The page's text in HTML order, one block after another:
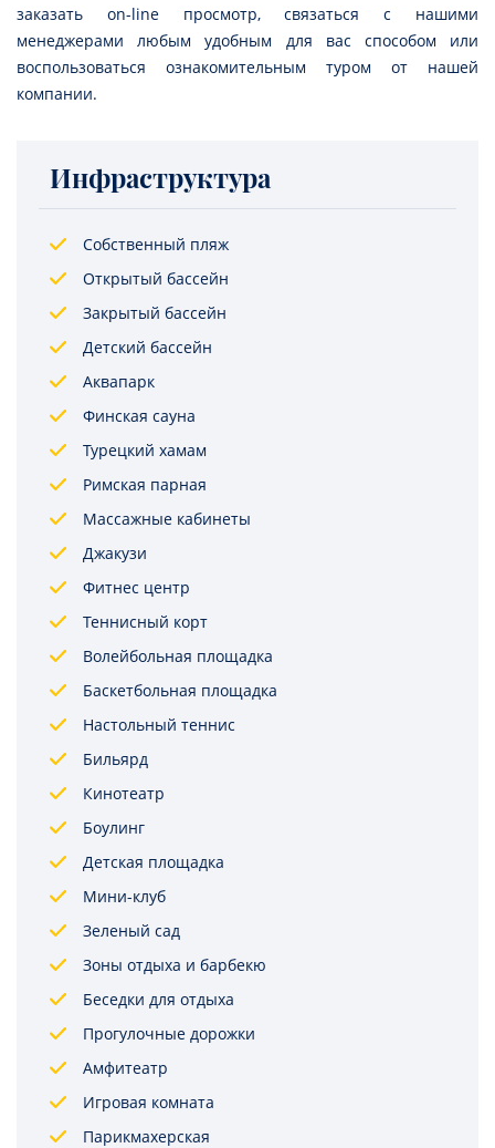
заказать on-line просмотр, связаться с нашими
менеджерами любым удобным для вас способом или
воспользоваться ознакомительным туром от нашей
компании.
Инфраструктура
Собственный пляж
Открытый бассейн
Закрытый бассейн
Детский бассейн
Аквапарк
Финская сауна
Турецкий хамам
Римская парная
Массажные кабинеты
Джакузи
Фитнес центр
Теннисный корт
Волейбольная площадка
Баскетбольная площадка
Настольный теннис
Бильярд
Кинотеатр
Боулинг
Детская площадка
Мини-клуб
Зеленый сад
Зоны отдыха и барбекю
Беседки для отдыха
Прогулочные дорожки
Амфитеатр
Игровая комната
Парикмахерская